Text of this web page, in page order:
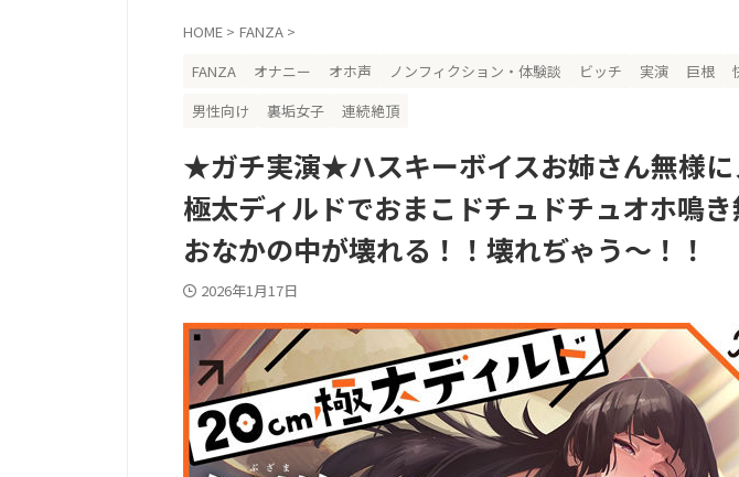
HOME > FANZA >
FANZA
オナニー オホ声 ノンフィクション・体験談 ビッチ 実演 巨根
男性向け
裏垢女子 連続絶頂
★ガチ実演★ハスキーボイスお姉さん無様
極太ディルドでおまこドチュドチュオホ鳴き
おなかの中が壊れる！！壊れぢゃう〜！！
2026年1月17日